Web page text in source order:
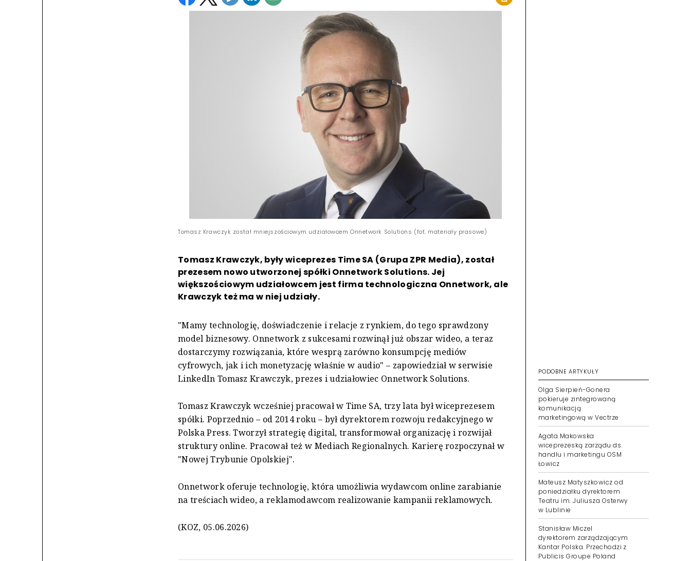
Tomasz Krawczyk został mniejszościowym udziałowcem Onnetwork Solutions (fot. materiały prasowe)
Tomasz Krawczyk, były wiceprezes Time SA (Grupa ZPR Media), został
prezesem nowo utworzonej spółki Onnetwork Solutions. Jej
większościowym udziałowcem jest firma technologiczna Onnetwork, ale
Krawczyk też ma w niej udziały.
"Mamy technologię, doświadczenie i relacje z rynkiem, do tego sprawdzony
model biznesowy. Onnetwork z sukcesami rozwinął już obszar wideo, a teraz
dostarczymy rozwiązania, które wesprą zarówno konsumpcję mediów
cyfrowych, jak i ich monetyzację właśnie w audio" – zapowiedział w serwisie
LinkedIn Tomasz Krawczyk, prezes i udziałowiec Onnetwork Solutions.
Tomasz Krawczyk wcześniej pracował w Time SA, trzy lata był wiceprezesem
spółki. Poprzednio – od 2014 roku – był dyrektorem rozwoju redakcyjnego w
Polska Press. Tworzył strategię digital, transformował organizację i rozwijał
struktury online. Pracował też w Mediach Regionalnych. Karierę rozpoczynał w
"Nowej Trybunie Opolskiej".
Onnetwork oferuje technologię, która umożliwia wydawcom online zarabianie
na treściach wideo, a reklamodawcom realizowanie kampanii reklamowych.
(KOZ, 05.06.2026)
PODOBNE ARTYKUŁY
Olga Sierpień-Gonera
pokieruje zintegrowaną
komunikacją
marketingową w Vectrze
Agata Makowska
wiceprezeską zarządu ds.
handlu i marketingu OSM
Łowicz
Mateusz Matyszkowicz od
poniedziałku dyrektorem
Teatru im. Juliusza Osterwy
w Lublinie
Stanisław Miczel
dyrektorem zarządzającym
Kantar Polska. Przechodzi z
Publicis Groupe Poland